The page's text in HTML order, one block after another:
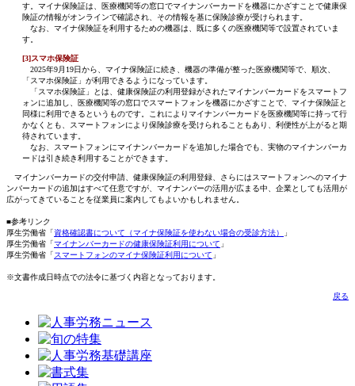
す。マイナ保険証は、医療機関等の窓口でマイナンバーカードを機器にかざすことで健康保
険証の情報がオンラインで確認され、その情報を基に保険診療が受けられます。
なお、マイナ保険証を利用するための機器は、既に多くの医療機関等で設置されていま
す。
[3]スマホ保険証
2025年9月19日から、マイナ保険証に続き、機器の準備が整った医療機関等で、順次、
「スマホ保険証」が利用できるようになっています。
「スマホ保険証」とは、健康保険証の利用登録がされたマイナンバーカードをスマートフ
ォンに追加し、医療機関等の窓口でスマートフォンを機器にかざすことで、マイナ保険証と
同様に利用できるというものです。これによりマイナンバーカードを医療機関等に持って行
かなくとも、スマートフォンにより保険診療を受けられることもあり、利便性が上がると期
待されています。
なお、スマートフォンにマイナンバーカードを追加した場合でも、実物のマイナンバーカ
ードは引き続き利用することができます。
マイナンバーカードの交付申請、健康保険証の利用登録、さらにはスマートフォンへのマイナ
ンバーカードの追加はすべて任意ですが、マイナンバーの活用が広まる中、企業としても活用が
広がってきていることを従業員に案内してもよいかもしれません。
■参考リンク
厚生労働省「資格確認書について（マイナ保険証を使わない場合の受診方法）
」
厚生労働省「マイナンバーカードの健康保険証利用について 」
厚生労働省「スマートフォンのマイナ保険証利用について 」
※文書作成日時点での法令に基づく内容となっております。
戻る